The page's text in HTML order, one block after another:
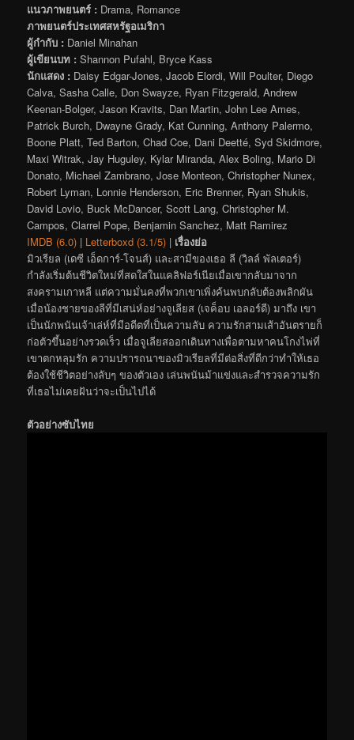
แนวภาพยนตร์ : Drama, Romance
ภาพยนตร์ประเทศสหรัฐอเมริกา
ผู้กำกับ : Daniel Minahan
ผู้เขียนบท : Shannon Pufahl, Bryce Kass
นักแสดง : Daisy Edgar-Jones, Jacob Elordi, Will Poulter, Diego
Calva, Sasha Calle, Don Swayze, Ryan Fitzgerald, Andrew
Keenan-Bolger, Jason Kravits, Dan Martin, John Lee Ames,
Patrick Burch, Dwayne Grady, Kat Cunning, Anthony Palermo,
Boone Platt, Ted Barton, Chad Coe, Dani Deetté, Syd Skidmore,
Maxi Witrak, Jay Huguley, Kylar Miranda, Alex Boling, Mario Di
Donato, Michael Zambrano, Jose Monteon, Christopher Nunex,
Robert Lyman, Lonnie Henderson, Eric Brenner, Ryan Shukis,
David Lovio, Buck McDancer, Scott Lang, Christopher M.
Campos, Clarrel Pope, Benjamin Sanchez, Matt Ramirez
IMDB (6.0) | Letterboxd (3.1/5) | เรื่องย่อ
มิวเรียล (เดซี เอ็ดการ์-โจนส์) และสามีของเธอ ลี (วิลล์ พัลเตอร์)
กำลังเริ่มต้นชีวิตใหม่ที่สดใสในแคลิฟอร์เนียเมื่อเขากลับมาจาก
สงครามเกาหลี แต่ความมั่นคงที่พวกเขาเพิ่งค้นพบกลับต้องพลิกผัน
เมื่อน้องชายของลีที่มีเสน่ห์อย่างจูเลียส (เจค็อบ เอลอร์ดี) มาถึง เขา
เป็นนักพนันเจ้าเล่ห์ที่มีอดีตที่เป็นความลับ ความรักสามเส้าอันตรายก็
ก่อตัวขึ้นอย่างรวดเร็ว เมื่อจูเลียสออกเดินทางเพื่อตามหาคนโกงไพ่ที่
เขาตกหลุมรัก ความปรารถนาของมิวเรียลที่มีต่อสิ่งที่ดีกว่าทำให้เธอ
ต้องใช้ชีวิตอย่างลับๆ ของตัวเอง เล่นพนันม้าแข่งและสำรวจความรัก
ที่เธอไม่เคยฝันว่าจะเป็นไปได้
ตัวอย่างซับไทย